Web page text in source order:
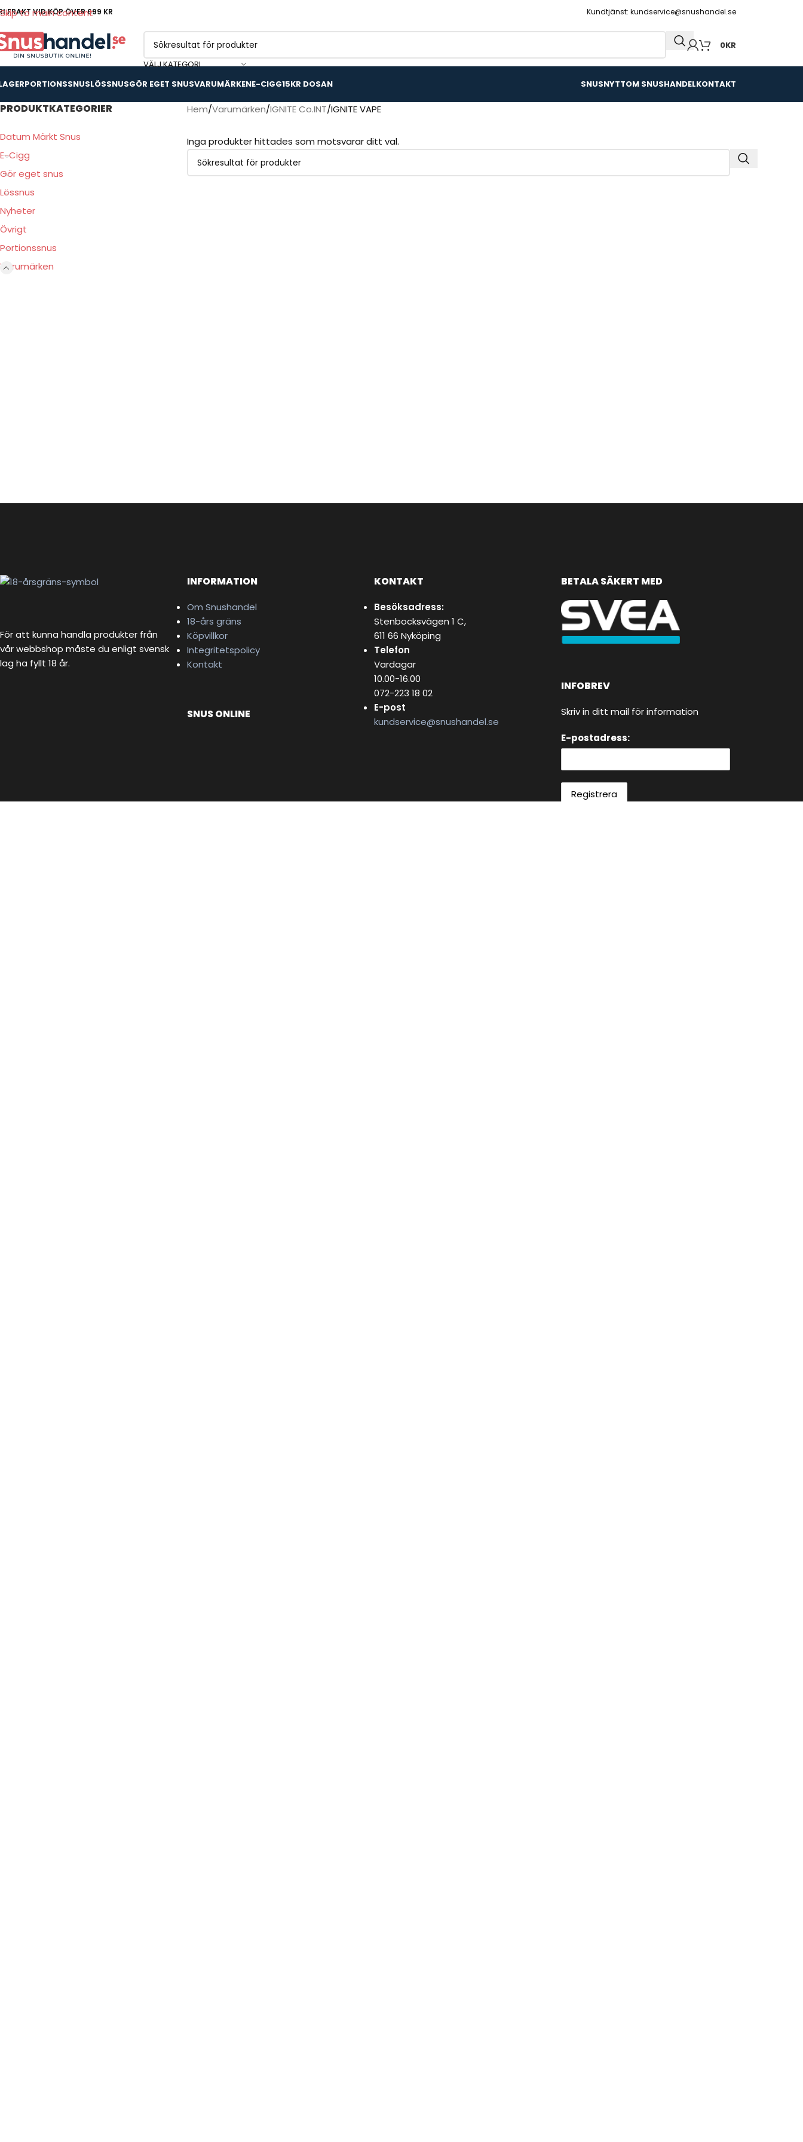
Skip to main content
FRAKT VID KÖP ÖVER 699 KR Kundtjänst: kundservice@snushandel.se
VÄLJ KATEGORI
0KR
PORTIONSSNUSLÖSSNUSGÖR EGET SNUSVARUMÄRKENE-CIGG15KR DOSAN SNUSNYTTOM SNUSHANDELKONTAKT
PRODUKTKATEGORIER
Datum Märkt Snus
E-Cigg
Gör eget snus
Lössnus
Nyheter
Övrigt
Portionssnus
Varumärken
Hem Varumärken IGNITE Co.INT IGNITE VAPE
Inga produkter hittades som motsvarar ditt val.
För att kunna handla produkter från
vår webbshop måste du enligt svensk
lag ha fyllt 18 år.
INFORMATION
Om Snushandel
18-års gräns
Köpvillkor
Integritetspolicy
Kontakt
SNUS ONLINE
KONTAKT
Besöksadress:
Stenbocksvägen 1 C,
611 66 Nyköping
Telefon
Vardagar
10.00-16.00
072-223 18 02
E-post
kundservice@snushandel.se
BETALA SÄKERT MED
INFOBREV
Skriv in ditt mail för information
E-postadress: